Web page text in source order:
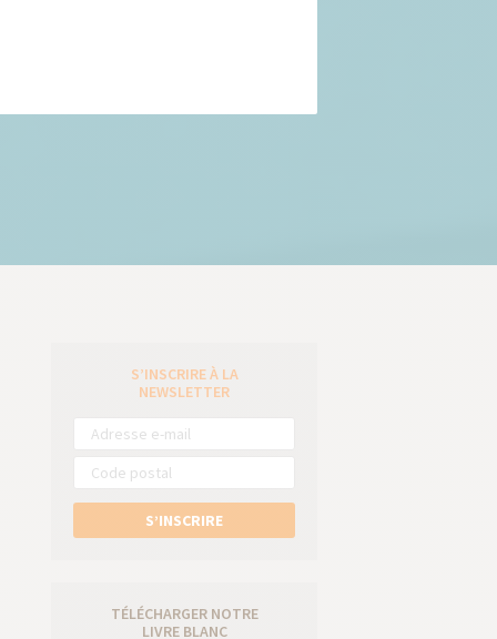
S’INSCRIRE À LA
NEWSLETTER
S’INSCRIRE
TÉLÉCHARGER NOTRE
LIVRE BLANC